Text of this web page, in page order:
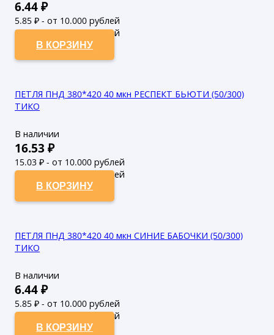
6.44₽
5.85 ₽ - от 10.000 рублей
5.32₽ - от 50.000 рублей
В КОРЗИНУ
ПЕТЛЯ ПНД 380*420 40 мкн РЕСПЕКТ БЬЮТИ (50/300)
ТИКО
В наличии
16.53 ₽
15.03 ₽ - от 10.000 рублей
13.66₽ - от 50.000 рублей
В КОРЗИНУ
ПЕТЛЯ ПНД 380*420 40 мкн СИНИЕ БАБОЧКИ (50/300)
ТИКО
В наличии
6.44₽
5.85 ₽ - от 10.000 рублей
5.32₽ - от 50.000 рублей
В КОРЗИНУ